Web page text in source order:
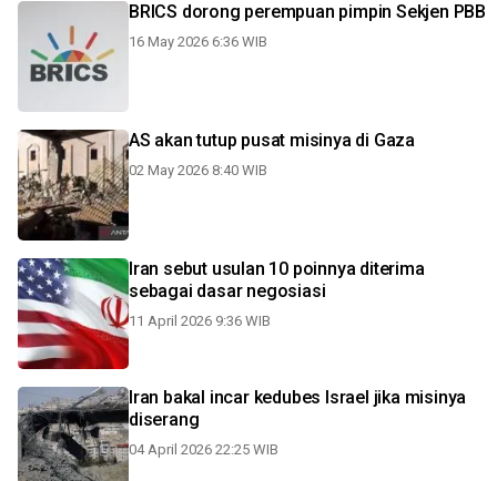
BRICS dorong perempuan pimpin Sekjen PBB
16 May 2026 6:36 WIB
AS akan tutup pusat misinya di Gaza
02 May 2026 8:40 WIB
Iran sebut usulan 10 poinnya diterima
sebagai dasar negosiasi
11 April 2026 9:36 WIB
Iran bakal incar kedubes Israel jika misinya
diserang
04 April 2026 22:25 WIB